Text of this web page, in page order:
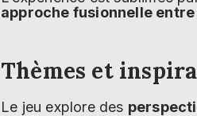
approche fusionnelle
Thèmes et
Le jeu explore des